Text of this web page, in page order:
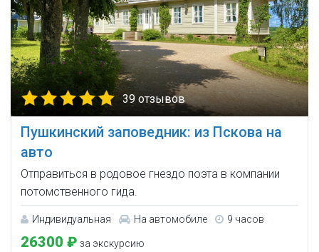
39 отзывов
Пушкинский заповедник: из Пскова на
авто
Отправиться в родовое гнездо поэта в компании
потомственного гида.
Индивидуальная На автомобиле 9 часов
26300 ₽ за экскурсию